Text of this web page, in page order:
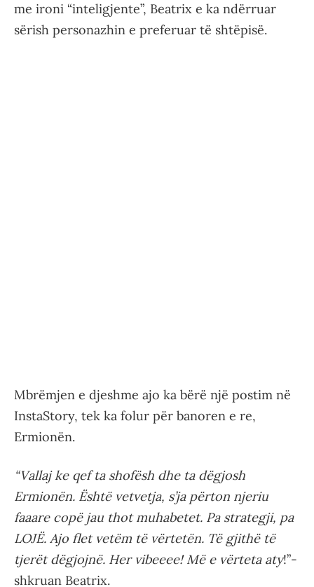
me ironi “inteligjente”, Beatrix e ka ndërruar
sërish personazhin e preferuar të shtëpisë.
Mbrëmjen e djeshme ajo ka bërë një postim në
InstaStory, tek ka folur për banoren e re,
Ermionën.
“Vallaj ke qef ta shofësh dhe ta dëgjosh
Ermionën. Është vetvetja, s’ja përton njeriu
faaare copë jau thot muhabetet. Pa strategji, pa
LOJË. Ajo flet vetëm të vërtetën. Të gjithë të
tjerët dëgjojnë. Her vibeeee! Më e vërteta aty!”-
shkruan Beatrix.